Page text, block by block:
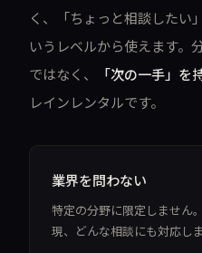
く、「ちょっと相談したい
いうレベルから使えます。
ではなく、
「次の一手」を
レインレンタルです。
業界を問わない
特定の分野に限定しません
現、どんな相談にも対応しま